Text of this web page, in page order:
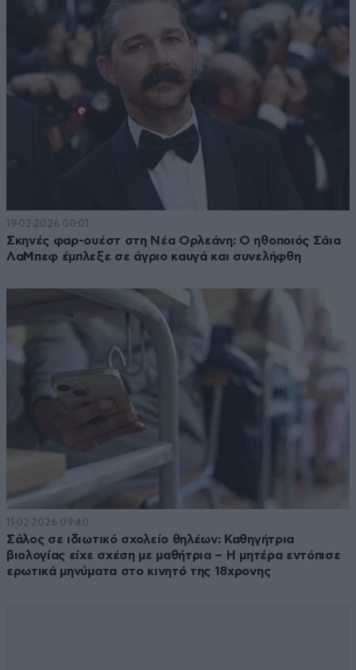
19·02·2026 00:01
Σκηνές φαρ-ουέστ στη Νέα Ορλεάνη: Ο ηθοποιός Σάια
ΛαΜπεφ έμπλεξε σε άγριο καυγά και συνελήφθη
11·02·2026 09:40
Σάλος σε ιδιωτικό σχολείο θηλέων: Καθηγήτρια
βιολογίας είχε σχέση με μαθήτρια – Η μητέρα εντόπισε
ερωτικά μηνύματα στο κινητό της 18χρονης